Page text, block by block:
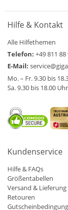
Hilfe & Kontakt
Alle Hilfethemen
Telefon: +49 811 88
E-Mail:
Mo. – Fr. 9.30 bis
Sa. 9.30 bis 18.00 Uhr
Kundenservice
Hilfe & FAQs
Größentabellen
Versand & Lieferung
Retouren